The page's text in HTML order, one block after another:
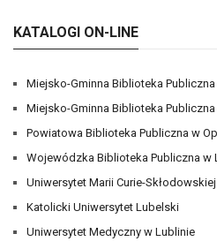
KATALOGI ON-LINE
Miejsko-Gminna Biblioteka
Miejsko-Gminna Biblioteka
Powiatowa Biblioteka Publiczna w
Wojewódzka Biblioteka Publiczna w
Uniwersytet Marii Curie-
Katolicki Uniwersytet Lubelski
Uniwersytet Medyczny w Lublinie